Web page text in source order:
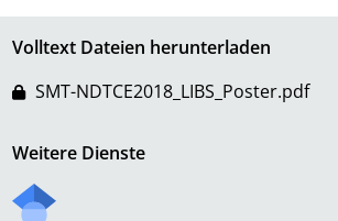
Volltext Dateien herunterladen
SMT-NDTCE2018_LIBS_Poster.pdf
Weitere Dienste